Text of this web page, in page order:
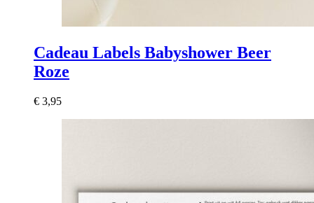
Cadeau Labels Babyshower Beer
Roze
€ 3,95